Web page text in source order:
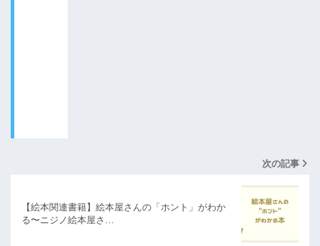
次の記事
【絵本関連書籍】絵本屋さんの「ホント」がわか
る〜ニジノ絵本屋さ…